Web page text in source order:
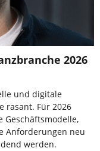
2026
und digitale
rasant. Für 2026
Geschäftsmodelle,
Anforderungen neu
werden.